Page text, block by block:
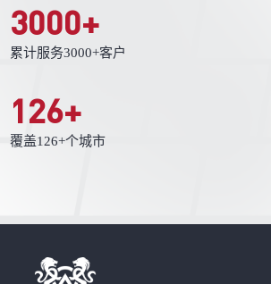
3000+
累计服务3000+客户
126+
覆盖126+个城市